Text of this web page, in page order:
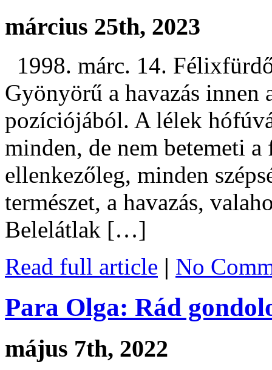
március 25th, 2023
1998. márc. 14.
Gyönyörű a havazás innen
pozíciójából. A lélek
minden, de nem betemeti
ellenkezőleg, minden
természet, a havazás,
Belelátlak […]
Read full article | No
Para Olga: Rád
május 7th, 2022